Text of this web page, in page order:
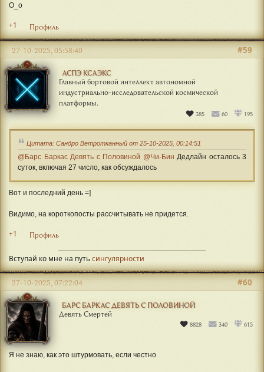
О_о
+1 Профиль
АСПЭ КСАЭКС
Главный бортовой интеллект автономной
индустриально-исследовательской космической
платформы.
385 60 195
#59
27-10-2025, 05:58:40
Цитата: Сандро Ветротканный от 25-10-2025, 00:14:51
@Барс Баркас Девять с Половиной @Чи-Бин Дедлайн осталось 3
суток, включая 27 число, как обсуждалось
Вот и последний день =]
Видимо, на короткопосты рассчитывать не придется.
+1 Профиль
Вступай ко мне на путьсингулярности
БАРС БАРКАС ДЕВЯТЬ С ПОЛОВИНОЙ
Девять Смертей
8828 340 615
#60
27-10-2025, 07:22:04
Я не знаю, как это штурмовать, если честно